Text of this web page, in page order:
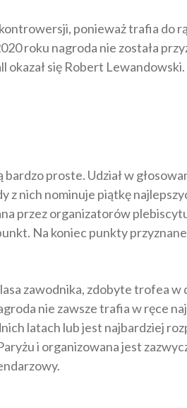
ponieważ trafia do
roku nagroda nie została
okazał się Robert Lewandowski.
proste. Udział w
z nich nominuje piątkę
przez organizatorów
Na koniec punkty
zawodnika, zdobyte trofea
nie zawsze trafia w ręce
latach lub jest najbardziej
i organizowana jest